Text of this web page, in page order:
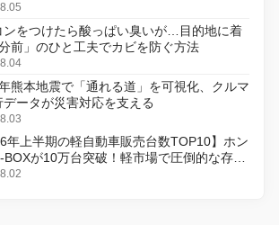
ンをつけたら酸っぱい臭いが…目的地に着
前」のひと工夫でカビを防ぐ方法
熊本地震で「通れる道」を可視化、クルマ
データが災害対応を支える
年上半期の軽自動車販売台数TOP10】ホン
BOXが10万台突破！軽市場で圧倒的な存在